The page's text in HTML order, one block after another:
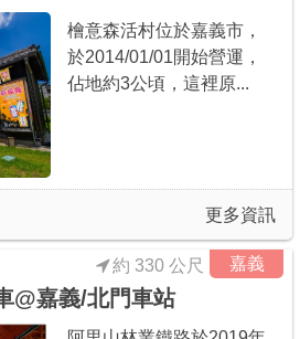
檜意森活村位於嘉義市，
於2014/01/01開始營運，
佔地約3公頃，這裡原...
更多資訊
嘉義
約 330 公尺
@嘉義/北門車站